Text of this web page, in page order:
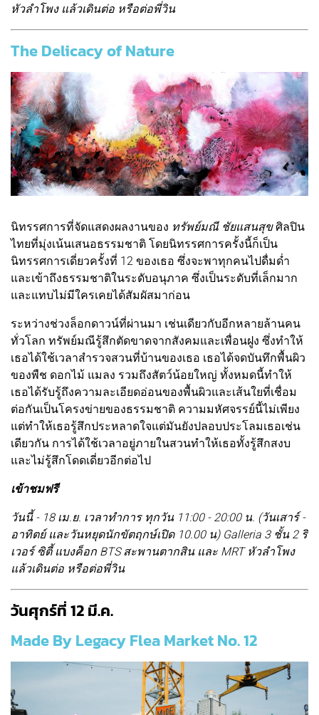
หัวลำโพง แล้วเดินต่อ หรือต่อพี่วิน
The Delicacy of Nature
นิทรรศการที่จัดแสดงผลงานของ ทรัพย์มณี ชัยแสนสุขศิลปิน
ไทยที่มุ่งเน้นเสนอธรรมชาติ โดยนิทรรศการครั้งนี้ก็เป็น
นิทรรศการเดี่ยวครั้งที่ 12 ของเธอ ซึ่งจะพาทุกคนไปดื่มด่ำ
และเข้าถึงธรรมชาติในระดับอนุภาค ซึ่งเป็นระดับที่เล็กมาก
และแทบไม่มีใครเคยได้สัมผัสมาก่อน
ระหว่างช่วงล็อกดาวน์ที่ผ่านมา เช่นเดียวกับอีกหลายล้านคน
ทั่วโลก ทรัพย์มณีรู้สึกตัดขาดจากสังคมและเพื่อนฝูง ซึ่งทำให้
เธอได้ใช้เวลาสำรวจสวนที่บ้านของเธอ เธอได้จดบันทึกพื้นผิว
ของพืช ดอกไม้ แมลง รวมถึงสัตว์น้อยใหญ่ ทั้งหมดนี้ทำให้
เธอได้รับรู้ถึงความละเอียดอ่อนของพื้นผิวและเส้นใยที่เชื่อม
ต่อกันเป็นโครงข่ายของธรรมชาติ ความมหัศจรรย์นี้ไม่เพียง
แต่ทำให้เธอรู้สึกประหลาดใจแต่มันยังปลอบประโลมเธอเช่น
เดียวกัน การได้ใช้เวลาอยู่ภายในสวนทำให้เธอทั้งรู้สึกสงบ
และไม่รู้สึกโดดเดี่ยวอีกต่อไป
เข้าชมฟรี
วันนี้ - 18 เม.ย. เวลาทำการ ทุกวัน 11:00 - 20:00 น. (วันเสาร์ -
อาทิตย์ และวันหยุดนักขัตฤกษ์เปิด 10.00 น) Galleria 3 ชั้น 2 ริ
เวอร์ ซิตี้ แบงค็อก BTS สะพานตากสิน และ MRT หัวลำโพง
แล้วเดินต่อ หรือต่อพี่วิน
วันศุกร์ที่ 12 มี.ค.
Made By Legacy Flea Market No. 12